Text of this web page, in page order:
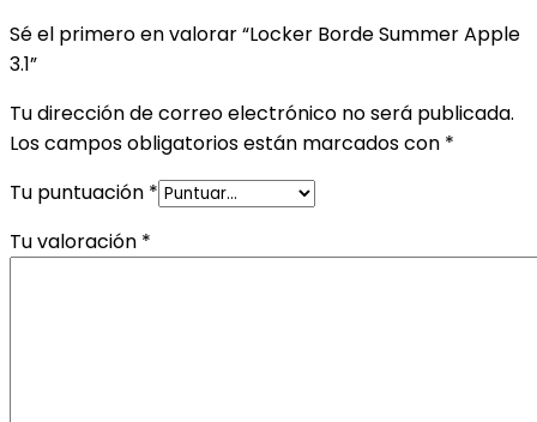
Sé el primero en valorar “Locker Borde Summer Apple
3.1”
Tu dirección de correo electrónico no será publicada.
Los campos obligatorios están marcados con *
Tu puntuación *
Tu valoración *